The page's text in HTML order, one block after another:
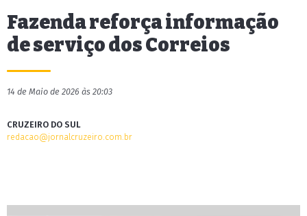
Fazenda reforça informação
de serviço dos Correios
14 de Maio de 2026 às 20:03
CRUZEIRO DO SUL
redacao@jornalcruzeiro.com.br